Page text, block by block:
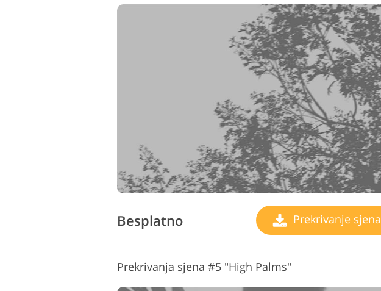
Besplatno Prekrivanje sjena
Prekrivanja sjena #5 "High Palms"